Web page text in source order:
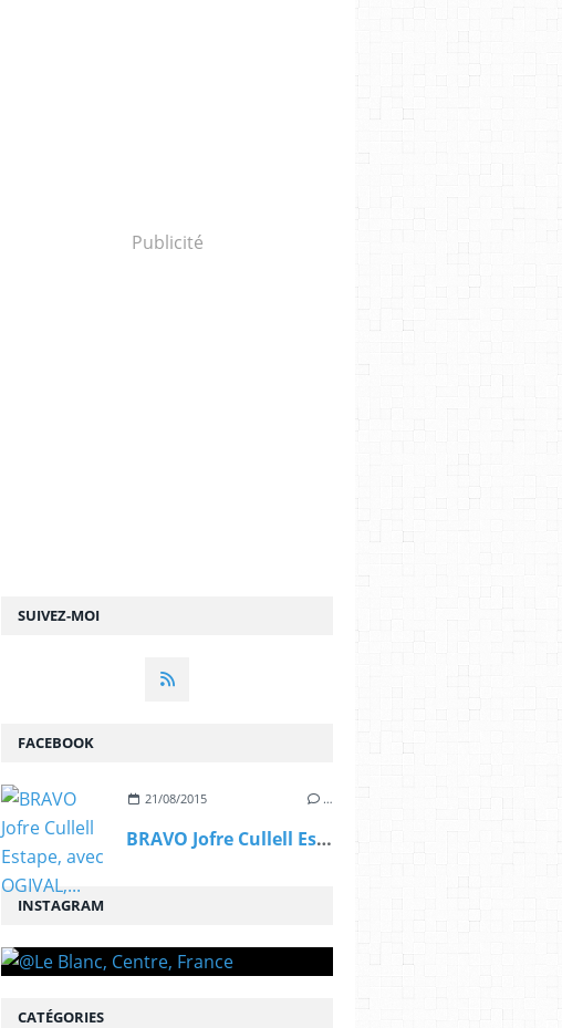
SUIVEZ-MOI
Publicité
FACEBOOK
21/08/2015 …
BRAVO Jofre Cullell Estape, avec OGIVAL,...
INSTAGRAM
CATÉGORIES